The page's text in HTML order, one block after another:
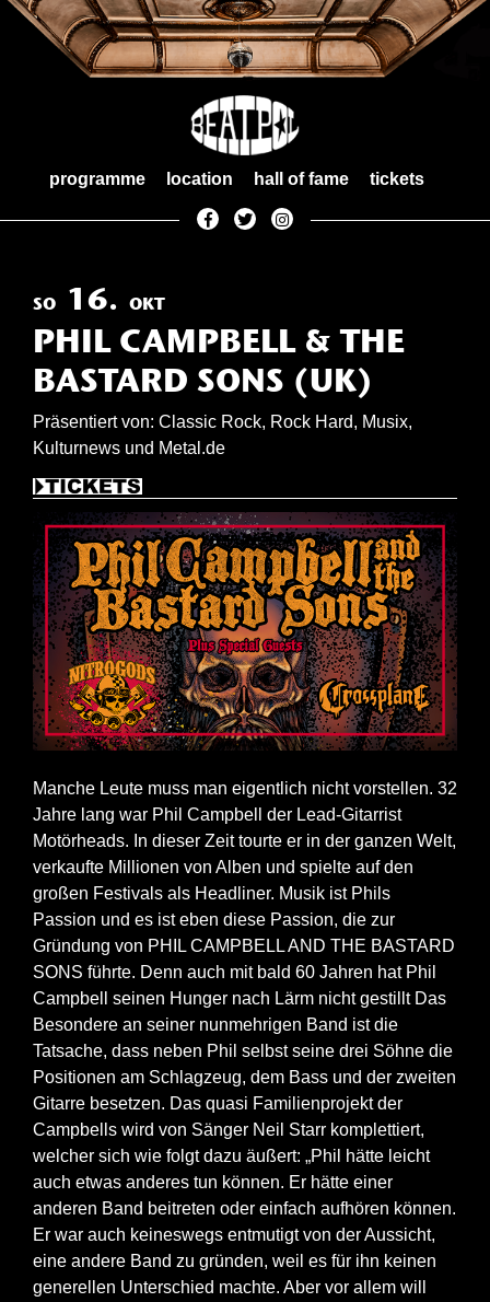
Skip
programme location hall of fame tickets
SO 16. OKT
PHIL CAMPBELL & THE
BASTARD SONS (UK)
Präsentiert von: Classic Rock, Rock Hard, Musix,
Kulturnews und Metal.de
Manche Leute muss man eigentlich nicht vorstellen. 32
Jahre lang war Phil Campbell der Lead-Gitarrist
Motörheads. In dieser Zeit tourte er in der ganzen Welt,
verkaufte Millionen von Alben und spielte auf den
großen Festivals als Headliner. Musik ist Phils
Passion und es ist eben diese Passion, die zur
Gründung von PHIL CAMPBELL AND THE BASTARD
SONS führte. Denn auch mit bald 60 Jahren hat Phil
Campbell seinen Hunger nach Lärm nicht gestillt Das
Besondere an seiner nunmehrigen Band ist die
Tatsache, dass neben Phil selbst seine drei Söhne die
Positionen am Schlagzeug, dem Bass und der zweiten
Gitarre besetzen. Das quasi Familienprojekt der
Campbells wird von Sänger Neil Starr komplettiert,
welcher sich wie folgt dazu äußert: „Phil hätte leicht
auch etwas anderes tun können. Er hätte einer
anderen Band beitreten oder einfach aufhören können.
Er war auch keineswegs entmutigt von der Aussicht,
eine andere Band zu gründen, weil es für ihn keinen
generellen Unterschied machte. Aber vor allem will